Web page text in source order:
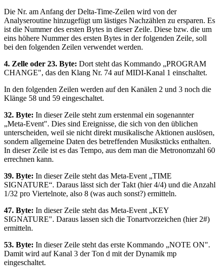
Die Nr. am Anfang der Delta-Time-Zeilen wird von der
Analyseroutine hinzugefügt um lästiges Nachzählen zu ersparen. Es
ist die Nummer des ersten Bytes in dieser Zeile. Diese bzw. die um
eins höhere Nummer des ersten Bytes in der folgenden Zeile, soll
bei den folgenden Zeilen verwendet werden.
4. Zelle oder 23. Byte: Dort steht das Kommando „PROGRAM
CHANGE", das den Klang Nr. 74 auf MIDI-Kanal 1 einschaltet.
In den folgenden Zeilen werden auf den Kanälen 2 und 3 noch die
Klänge 58 und 59 eingeschaltet.
32. Byte: In dieser Zeile steht zum erstenmal ein sogenannter
„Meta-Event". Dies sind Ereignisse, die sich von den üblichen
unterscheiden, weil sie nicht direkt musikalische Aktionen auslösen,
sondern allgemeine Daten des betreffenden Musikstücks enthalten.
In dieser Zeile ist es das Tempo, aus dem man die Metronomzahl 60
errechnen kann.
39. Byte: In dieser Zeile steht das Meta-Event „TIME
SIGNATURE“. Daraus lässt sich der Takt (hier 4/4) und die Anzahl
1/32 pro Viertelnote, also 8 (was auch sonst?) ermitteln.
47. Byte: In dieser Zeile steht das Meta-Event „KEY
SIGNATURE". Daraus lassen sich die Tonartvorzeichen (hier 2#)
ermitteln.
53. Byte: In dieser Zeile steht das erste Kommando „NOTE ON".
Damit wird auf Kanal 3 der Ton d mit der Dynamik mp
eingeschaltet.